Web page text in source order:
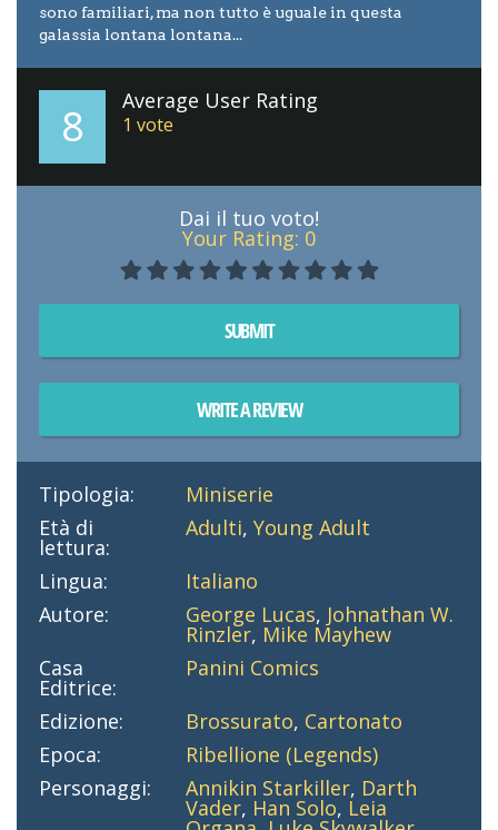
sono familiari, ma non tutto è uguale in questa
galassia lontana lontana...
8 Average User Rating
1 vote
Dai il tuo voto!
Your Rating: 0
SUBMIT
WRITE A REVIEW
Tipologia:
Miniserie
Età di
lettura:
Adulti,Young Adult
Lingua:
Italiano
Autore:
George Lucas, Johnathan W.
Rinzler, Mike Mayhew
Casa
Editrice:
Panini Comics
Edizione:
Brossurato, Cartonato
Epoca:
Ribellione (Legends)
Personaggi:
Annikin Starkiller, Darth
Vader, Han Solo, Leia